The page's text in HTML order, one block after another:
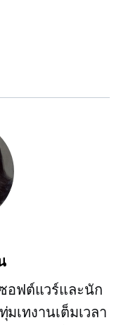
อฟต์แวร์และนัก
เทงานเต็มเวลา